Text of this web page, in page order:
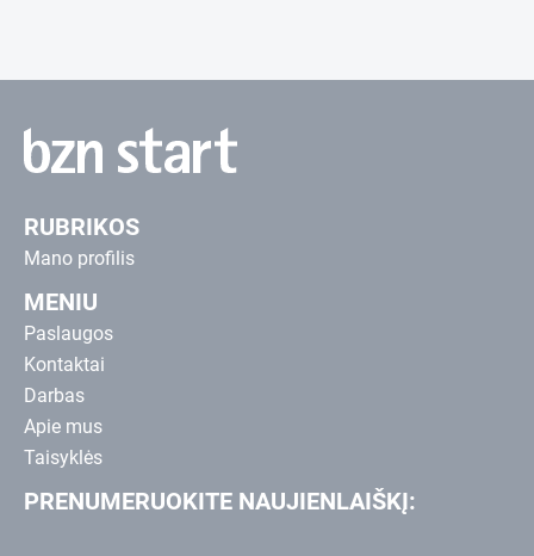
RUBRIKOS
Mano profilis
MENIU
Paslaugos
Kontaktai
Darbas
Apie mus
Taisyklės
PRENUMERUOKITE NAUJIENLAIŠKĮ: